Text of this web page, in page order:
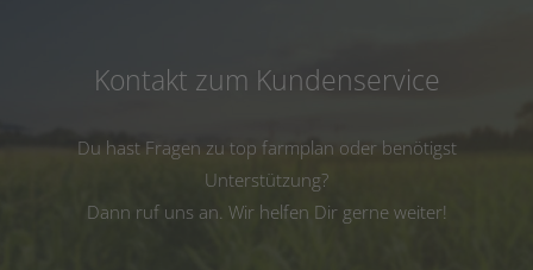
Kontakt zum Kundenservice
Du hast Fragen zu top farmplan oder benötigst
Unterstützung?
Dann ruf uns an. Wir helfen Dir gerne weiter!